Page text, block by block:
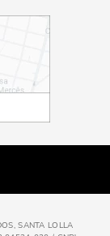
SANTA LOLLA